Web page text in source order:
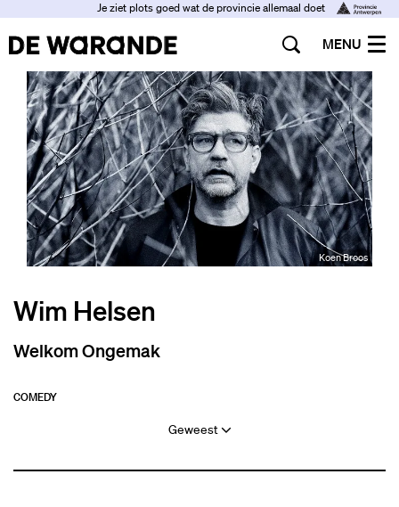
Je ziet plots goed wat de provincie allemaal doet
MENU
Koen Broos
Wim Helsen
Welkom Ongemak
COMEDY
Geweest